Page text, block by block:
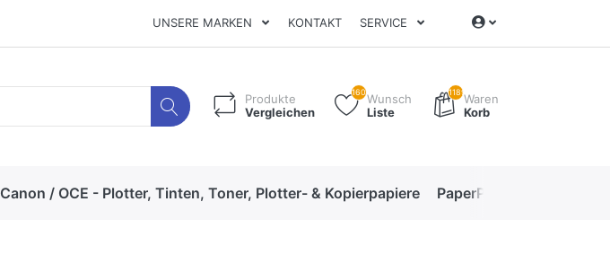
UNSERE MARKEN KONTAKT SERVICE
Produkte
Vergleichen
160Wunsch
Liste
1189Waren
Korb
Canon / OCE - Plotter, Tinten, Toner, Plotter- & Kopierpapiere PaperPro High-